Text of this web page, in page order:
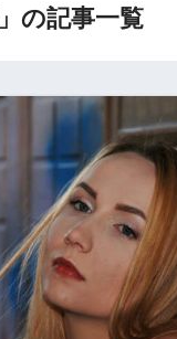
の記事一覧